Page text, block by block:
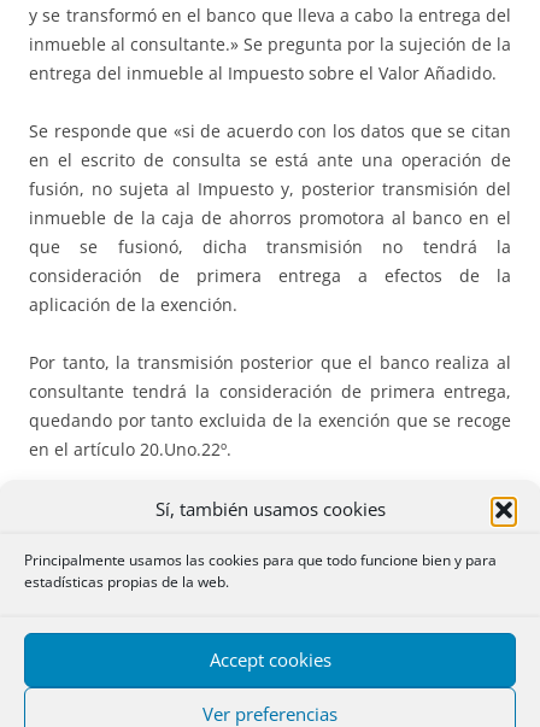
Sí, también usamos cookies
Principalmente usamos las cookies para que todo funcione bien y para
estadísticas propias de la web.
Accept cookies
Ver preferencias
y se transformó en el banco que lleva a cabo la entrega del
inmueble al consultante.» Se pregunta por la sujeción de la
entrega del inmueble al Impuesto sobre el Valor Añadido.
Se responde que «si de acuerdo con los datos que se citan
en el escrito de consulta se está ante una operación de
fusión, no sujeta al Impuesto y, posterior transmisión del
inmueble de la caja de ahorros promotora al banco en el
que se fusionó, dicha transmisión no tendrá la
consideración de primera entrega a efectos de la
aplicación de la exención.
Por tanto, la transmisión posterior que el banco realiza al
consultante tendrá la consideración de primera entrega,
quedando por tanto excluida de la exención que se recoge
en el artículo 20.Uno.22º.
En conclusión, dicha transmisión está sujeta y no exenta
debió tributar por el Impuesto sobre Transmisiones
Patrimoniales en su modalidad de transmisiones
En consecuencia, en estos casos o similares conviene
examinar los antecedentes para comprobar si estamos o